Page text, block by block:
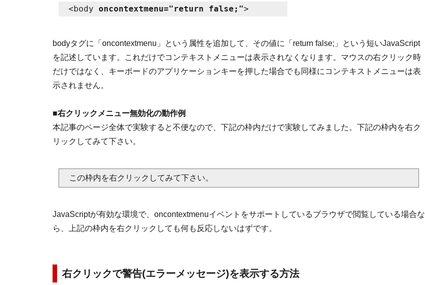
<body oncontextmenu="return false;">
bodyタグに「oncontextmenu」という属性を追加して、その値に「return false;」という短いJavaScript
を記述しています。これだけでコンテキストメニューは表示されなくなります。マウスの右クリック時
だけではなく、キーボードのアプリケーションキーを押した場合でも同様にコンテキストメニューは表
示されません。
■右クリックメニュー無効化の動作例
本記事のページ全体で実験すると不便なので、下記の枠内だけで実験してみました。下記の枠内を右ク
リックしてみて下さい。
この枠内を右クリックしてみて下さい。
JavaScriptが有効な環境で、oncontextmenuイベントをサポートしているブラウザで閲覧している場合な
ら、上記の枠内を右クリックしても何も反応しないはずです。
右クリックで警告(エラーメッセージ)を表示する方法